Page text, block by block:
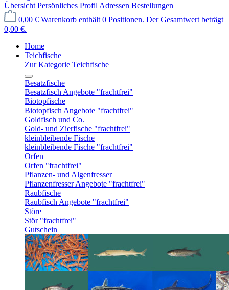
Übersicht Persönliches Profil Adressen Bestellungen
0,00 € Warenkorb enthält 0 Positionen. Der Gesamtwert beträgt
0,00 €.
Home
Teichfische
Zur Kategorie Teichfische
Besatzfische
Besatzfisch Angebote "frachtfrei"
Biotopfische
Biotopfisch Angebote "frachtfrei"
Goldfisch und Co.
Gold- und Zierfische "frachtfrei"
kleinbleibende Fische
kleinbleibende Fische "frachtfrei"
Orfen
Orfen "frachtfrei"
Pflanzen- und Algenfresser
Pflanzenfresser Angebote "frachtfrei"
Raubfische
Raubfisch Angebote "frachtfrei"
Störe
Stör "frachtfrei"
Gutschein